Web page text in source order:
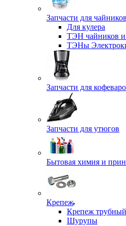
Запчасти для
Для кулера
ТЭН чайников и
ТЭНы
Запчасти для
Запчасти для утюгов
Бытовая химия и
Крепеж
Крепеж трубный
Шурупы